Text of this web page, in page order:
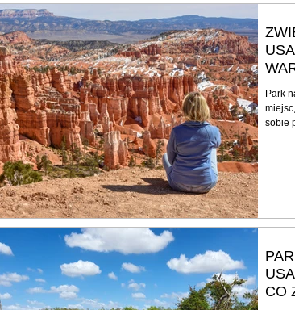
Park
sobie
CO